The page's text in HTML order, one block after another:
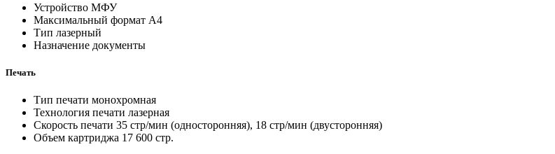
Устройство МФУ
Максимальный формат A4
Тип лазерный
Назначение документы
Печать
Тип печати монохромная
Технология печати лазерная
Скорость печати 35 стр/мин (односторонняя), 18 стр/мин (двусторонняя)
Объем картриджа 17 600 стр.